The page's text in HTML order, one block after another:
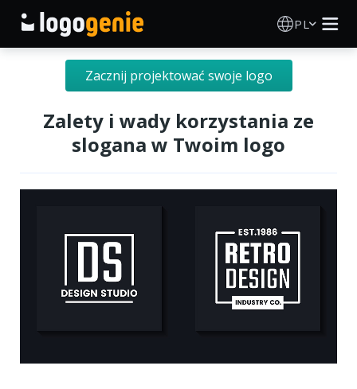
PL
Kreator Logo
Generator logo AI
Pomysły na logo
Zacznij projektować swoje logo
Zalety i wady korzystania ze
slogana w Twoim logo